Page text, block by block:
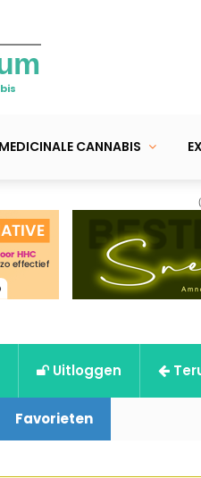
MEDICINALE CANNABIS
Uitloggen
Favorieten